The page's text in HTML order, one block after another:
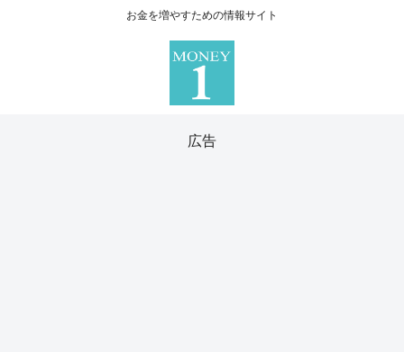
お金を増やすための情報サイト
広告